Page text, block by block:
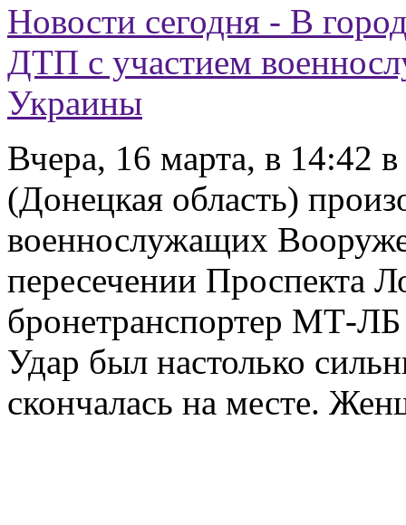
Новости сегодня - В
ДТП с участием
Украины
Вчера, 16 марта, в 14:42
(Донецкая область)
военнослужащих
пересечении Проспекта
бронетранспортер МТ-ЛБ
Удар был настолько
скончалась на месте.